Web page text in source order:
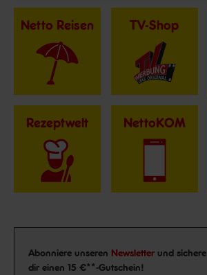
Netto Reisen TV-Shop
Rezeptwelt NettoKOM
Newsletter Anmeldung
Abonniere unseren Newsletter und sichere
dir einen 15 €**-Gutschein!